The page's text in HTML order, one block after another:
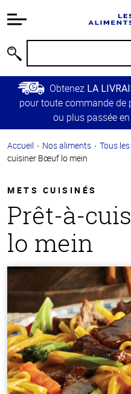
relative à
Passer
contenu
principal
Retour à
principale
Obtenez LA
pour toute commande de
ou plus passée
Accueil Nos aliments Tous
cuisiner Bœuf lo mein
METS CUISINÉS
Prêt-à-
lo mein